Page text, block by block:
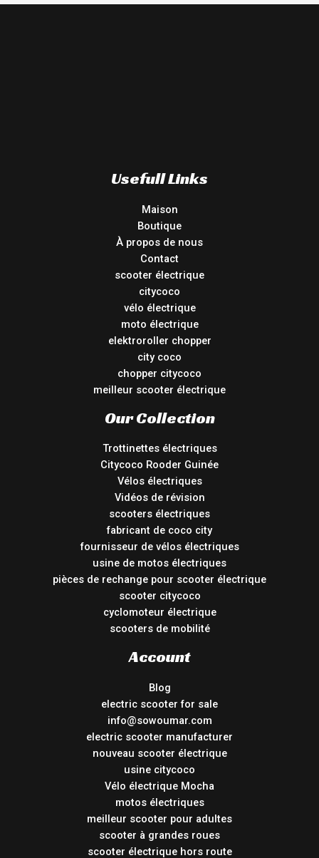
Usefull Links
Maison
Boutique
À propos de nous
Contact
scooter électrique
citycoco
vélo électrique
moto électrique
elektroroller chopper
city coco
chopper citycoco
meilleur scooter électrique
Our Collection
Trottinettes électriques
Citycoco Rooder Guinée
Vélos électriques
Vidéos de révision
scooters électriques
fabricant de coco city
fournisseur de vélos électriques
usine de motos électriques
pièces de rechange pour scooter électrique
scooter citycoco
cyclomoteur électrique
scooters de mobilité
Account
Blog
electric scooter for sale
info@sowoumar.com
electric scooter manufacturer
nouveau scooter électrique
usine citycoco
Vélo électrique Mocha
motos électriques
meilleur scooter pour adultes
scooter à grandes roues
scooter électrique hors route